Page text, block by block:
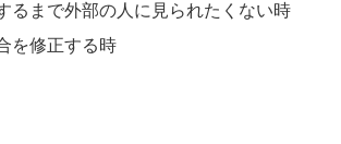
るまで外部の人に見られたくない時
を修正する時